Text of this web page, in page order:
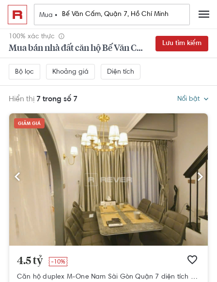
Mua •
100% xác thực
Mua bán nhà đất căn hộ Bế Văn Cấm, Quận 7, Hồ Chí Minh
Lưu tìm kiếm
Bộ lọc Khoảng giá Diện tích
Hiển thị 7 trong số 7 Nổi bật
GIẢM GIÁ
4.5 tỷ -10%
Căn hộ duplex M-One Nam Sài Gòn Quận 7 diện tích 87m2 trần cao 6m